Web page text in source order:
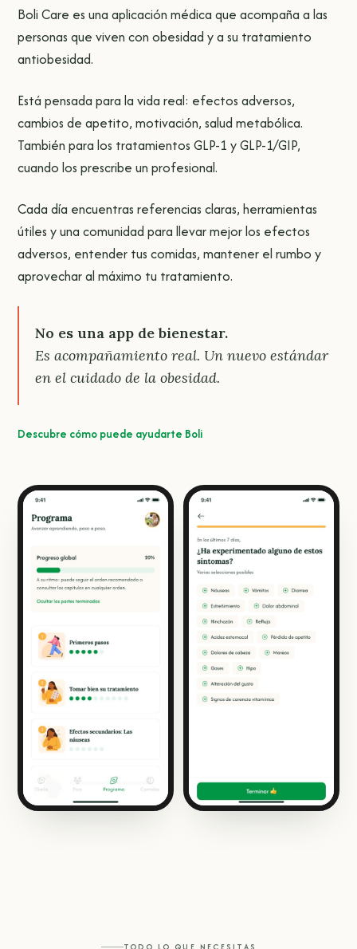
Boli Care es una aplicación médica que acompaña a las
personas que viven con obesidad y a su tratamiento
antiobesidad.
Está pensada para la vida real: efectos adversos,
cambios de apetito, motivación, salud metabólica.
También para los tratamientos GLP-1 y GLP-1/GIP,
cuando los prescribe un profesional.
Cada día encuentras referencias claras, herramientas
útiles y una comunidad para llevar mejor los efectos
adversos, entender tus comidas, mantener el rumbo y
aprovechar al máximo tu tratamiento.
No es una app de bienestar.
Es acompañamiento real. Un nuevo estándar
en el cuidado de la obesidad.
Descubre cómo puede ayudarte Boli